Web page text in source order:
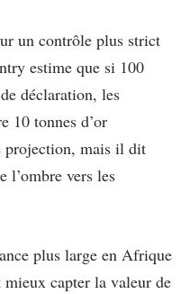
un contrôle plus strict
estime que si 100
déclaration, les
10 tonnes d’or
projection, mais il dit
l’ombre vers les
plus large en Afrique
capter la valeur de